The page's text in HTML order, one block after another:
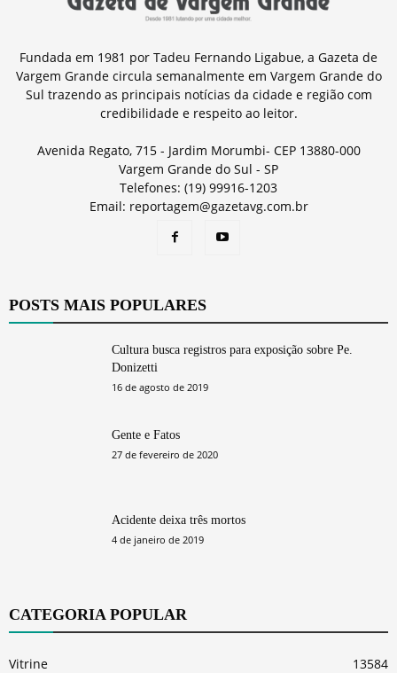
Fundada em 1981 por Tadeu Fernando Ligabue, a Gazeta de
Vargem Grande circula semanalmente em Vargem Grande do
Sul trazendo as principais notícias da cidade e região com
credibilidade e respeito ao leitor.
Avenida Regato, 715 - Jardim Morumbi- CEP 13880-000
Vargem Grande do Sul - SP
Telefones: (19) 99916-1203
Email: reportagem@gazetavg.com.br
POSTS MAIS POPULARES
Cultura busca registros para exposição sobre Pe.
Donizetti
16 de agosto de 2019
Gente e Fatos
27 de fevereiro de 2020
Acidente deixa três mortos
4 de janeiro de 2019
CATEGORIA POPULAR
Vitrine 13584